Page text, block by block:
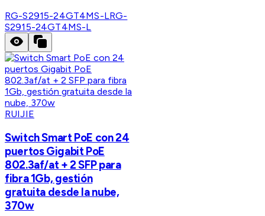
RG-S2915-24GT4MS-LRG-
S2915-24GT4MS-L
RUIJIE
Switch Smart PoE con 24
puertos Gigabit PoE
802.3af/at + 2 SFP para
fibra 1Gb, gestión
gratuita desde la nube,
370w